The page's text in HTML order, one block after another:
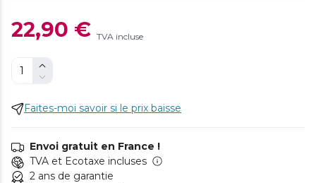
22,90 € TVA incluse
Faites-moi savoir si le prix baisse
Envoi gratuit en France !
TVA et Ecotaxe incluses
2 ans de garantie